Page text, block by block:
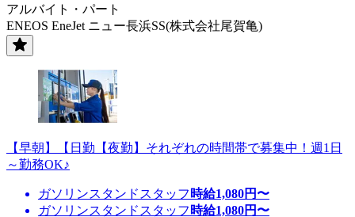
アルバイト・パート
ENEOS EneJet ニュー長浜SS(株式会社尾賀亀)
【早朝】【日勤【夜勤】それぞれの時間帯で募集中！週1日
～勤務OK♪
ガソリンスタンドスタッフ 時給1,080円〜
ガソリンスタンドスタッフ 時給1,080円〜